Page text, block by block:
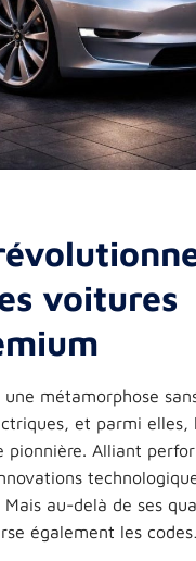
voitures
métamorphose
et parmi elles,
pionnière. Alliant
au-delà de ses
également les